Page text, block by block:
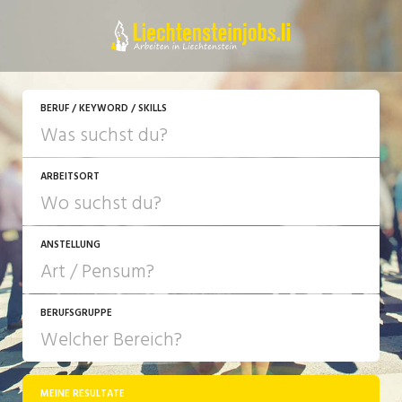
BERUF / KEYWORD / SKILLS
ARBEITSORT
ANSTELLUNG
JOB-TYP
Festanstellung
BERUFSGRUPPE
MEINE RESULTATE
JETZT BEWERBEN